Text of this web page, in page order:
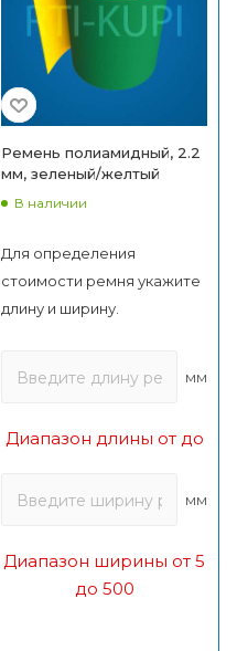
Ремень полиамидный, 2.2
мм, зеленый/желтый
В наличии
Для определения
стоимости ремня укажите
длину и ширину.
мм
Диапазон длины от до
мм
Диапазон ширины от 5
до 500